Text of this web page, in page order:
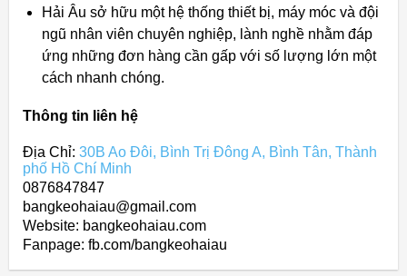
Hải Âu sở hữu một hệ thống thiết bị, máy móc và đội
ngũ nhân viên chuyên nghiệp, lành nghề nhằm đáp
ứng những đơn hàng cần gấp với số lượng lớn một
cách nhanh chóng.
Thông tin liên hệ
Địa Chỉ: 30B Ao Đôi, Bình Trị Đông A, Bình Tân, Thành
phố Hồ Chí Minh
0876847847
bangkeohaiau@gmail.com
Website: bangkeohaiau.com
Fanpage: fb.com/bangkeohaiau